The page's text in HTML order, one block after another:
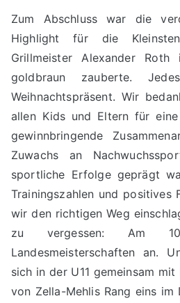
Zum Abschluss war die
Highlight für die
Grillmeister Alexander
goldbraun zauberte.
Weihnachtspräsent. Wir
allen Kids und Eltern für
gewinnbringende
Zuwachs an
sportliche Erfolge geprägt
Trainingszahlen und positives
wir den richtigen Weg
zu vergessen: Am
Landesmeisterschaften an.
sich in der U11 gemeinsam
von Zella-Mehlis Rang eins